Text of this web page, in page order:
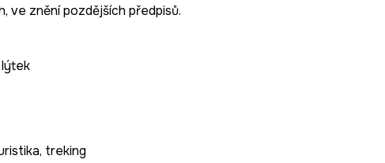
ve znění pozdějších předpisů.
lýtek
treking